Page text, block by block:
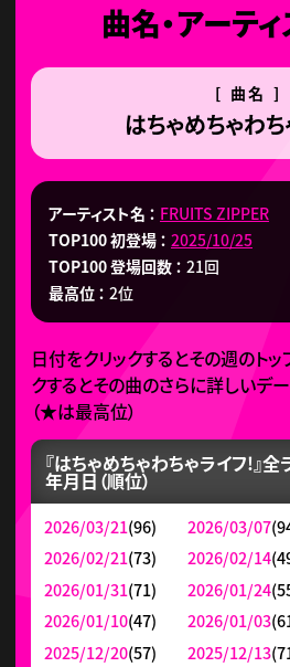
曲名・アーテ
[ 曲名 ]
はちゃめちゃわ
アーティスト名
FRUITS ZIPPER
TOP100 初登場
2025/10/25
TOP100 登場回数
21回
最高位
2位
日付をクリックするとその週のト
クするとその曲のさらに詳しいデ
（★は最高位）
『はちゃめちゃわちゃライフ!』
年月日（順位）
2026/03/21(96) 2026/03/07
2026/02/21(73) 2026/02/14
2026/01/31(71) 2026/01/24
2026/01/10(47) 2026/01/03
2025/12/20(57) 2025/12/13